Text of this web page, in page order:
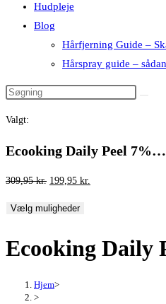
Hudpleje
Blog
Hårfjerning Guide –
Hårspray guide –
Valgt:
Ecooking Daily Peel 7%…
309,95kr. Den
pris
309,95 kr..
199,95 kr.
199,95 kr..
Vælg muligheder
Ecooking Daily
Hjem>
>